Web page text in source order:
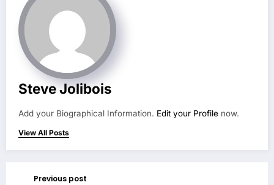
Steve Jolibois
Add your Biographical Information. Edit your Profile now.
View All Posts
Previous post